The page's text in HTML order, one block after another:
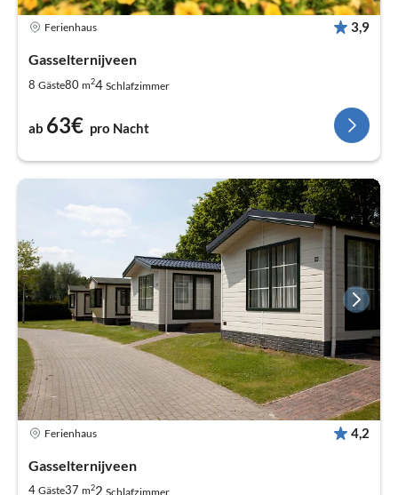
Ferienhaus 3,9
Gasselternijveen
8 Gäste80 m24 Schlafzimmer
ab 63€ pro Nacht
Ferienhaus 4,2
Gasselternijveen
4 Gäste37 m22 Schlafzimmer